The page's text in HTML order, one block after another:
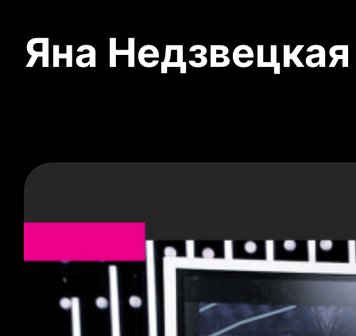
Яна Недзвецкая